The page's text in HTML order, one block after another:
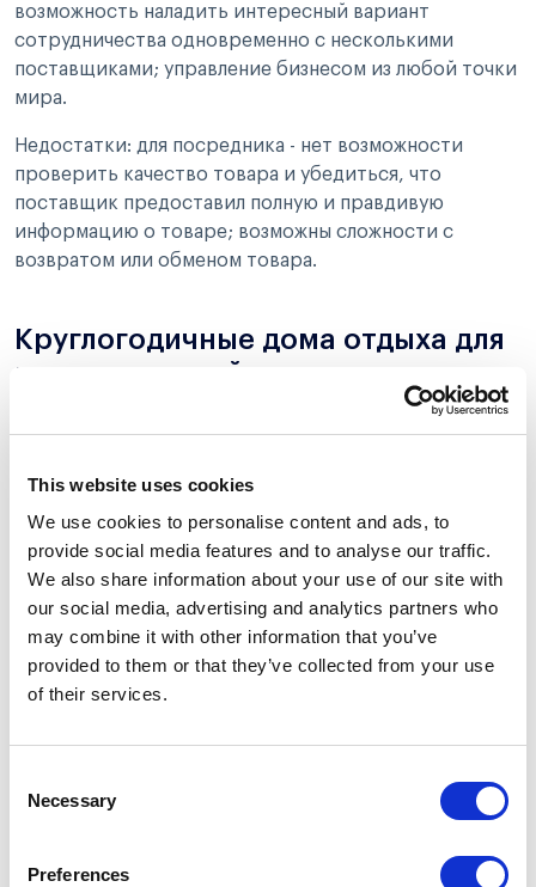
This website uses cookies
We use cookies to personalise content and ads, to
provide social media features and to analyse our traffic.
We also share information about your use of our site with
our social media, advertising and analytics partners who
may combine it with other information that you’ve
provided to them or that they’ve collected from your use
of their services.
Selection
Necessary
Preferences
возможность наладить интересный вариант
сотрудничества одновременно с несколькими
поставщиками; управление бизнесом из любой точки
мира.
Недостатки: для посредника - нет возможности
проверить качество товара и убедиться, что
поставщик предоставил полную и правдивую
информацию о товаре; возможны сложности с
возвратом или обменом товара.
Круглогодичные дома отдыха для
пожилых людей
Актуальность
С выходом на пенсию, люди требуют особого ухода,
могут себе позволить постоянно находиться рядом с
пенсионерами и уделять им достаточное количество
времени. И лучший вариант - это круглогодичные
дома отдыха для пожилых людей.
Особенности бизнес-направления
с комфортными номерами, питанием, минимальной
обслуживанием. Там, после выхода на пенсию, люди
новых друзей, безопасные прогулки на свежем